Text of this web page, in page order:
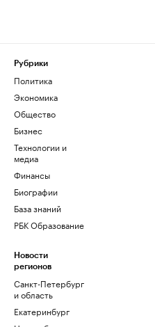
Рубрики
Политика
Экономика
Общество
Бизнес
Технологии и
медиа
Финансы
Биографии
База знаний
РБК Образование
Новости
регионов
Санкт-Петербург
и область
Екатеринбург